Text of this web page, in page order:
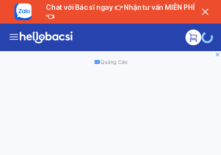
Chat với Bác sĩ ngay 👉 Nhận tư vấn MIỄN PHÍ
👈
Quảng Cáo